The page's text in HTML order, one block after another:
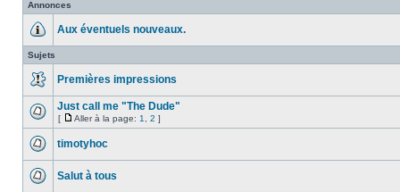
Annonces
Aux éventuels nouveaux.
Sujets
Premières impressions
Just call me "The Dude"
[ Aller à la page: 1 2 ]
timotyhoc
Salut à tous